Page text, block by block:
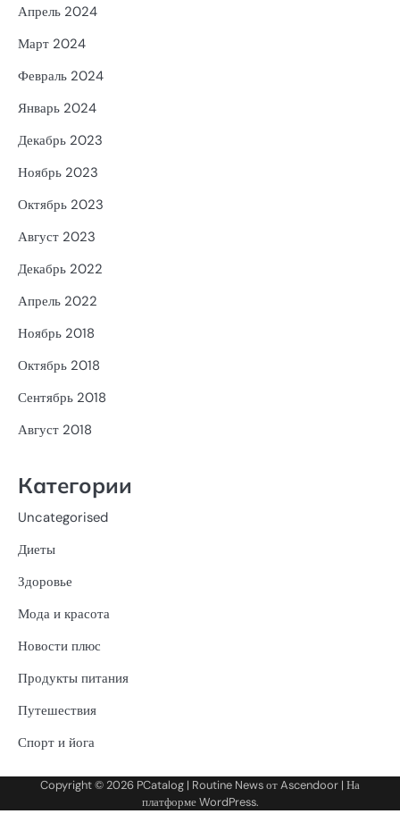
Апрель 2024
Март 2024
Февраль 2024
Январь 2024
Декабрь 2023
Ноябрь 2023
Октябрь 2023
Август 2023
Декабрь 2022
Апрель 2022
Ноябрь 2018
Октябрь 2018
Сентябрь 2018
Август 2018
Категории
Uncategorised
Диеты
Здоровье
Мода и красота
Новости плюс
Продукты питания
Путешествия
Спорт и йога
Copyright © 2026 PCatalog | Routine News отAscendoor | На
платформеWordPress.